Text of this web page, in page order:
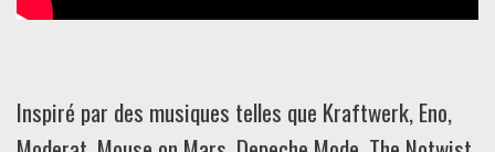
Inspiré par des musiques telles que Kraftwerk, Eno,